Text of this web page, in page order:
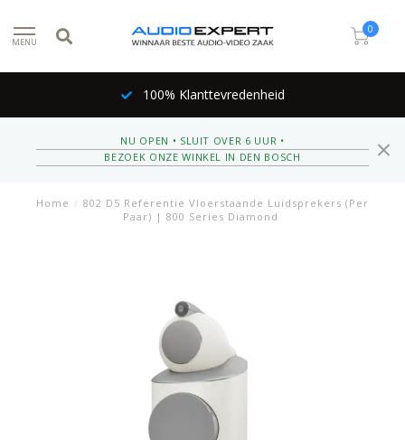
MENU
0
Inruil mogelijk
NU OPEN • SLUIT OVER 6 UUR •
BEZOEK ONZE WINKEL IN DEN BOSCH
Home / 802 D5 Referentie Vloerstaande Luidsprekers (Per
Paar) | 800 Series Diamond